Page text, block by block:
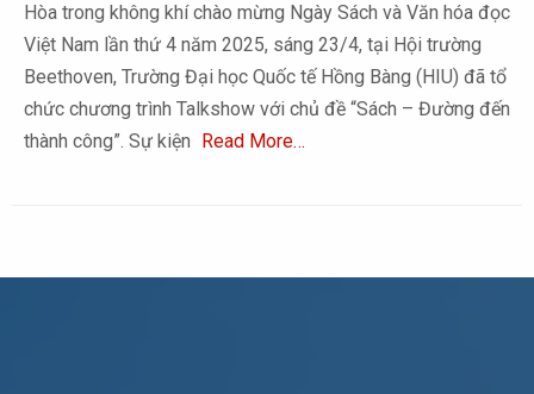
Hòa trong không khí chào mừng Ngày Sách và Văn hóa đọc
Việt Nam lần thứ 4 năm 2025, sáng 23/4, tại Hội trường
Beethoven, Trường Đại học Quốc tế Hồng Bàng (HIU) đã tổ
chức chương trình Talkshow với chủ đề “Sách – Đường đến
thành công”. Sự kiện Read More…